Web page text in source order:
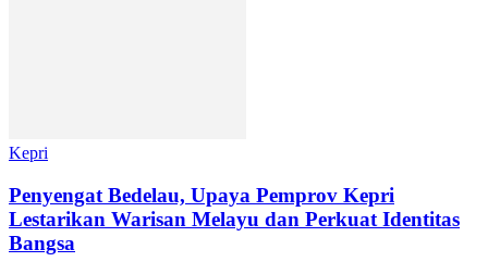
Kepri
Penyengat Bedelau, Upaya Pemprov Kepri
Lestarikan Warisan Melayu dan Perkuat Identitas
Bangsa